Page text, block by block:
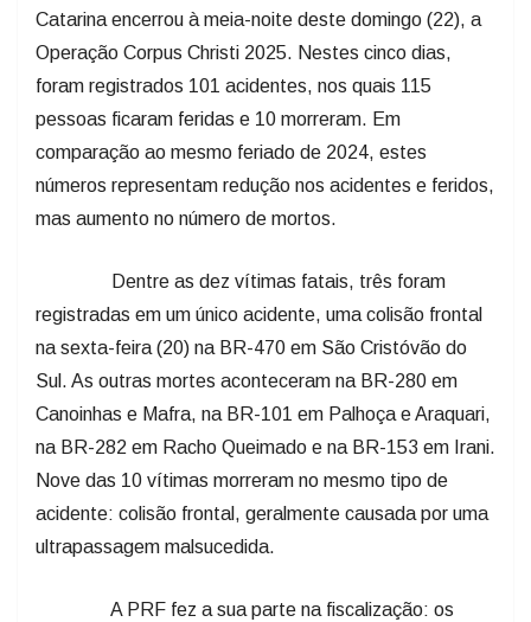
Catarina encerrou à meia-noite deste domingo (22), a
Operação Corpus Christi 2025. Nestes cinco dias,
foram registrados 101 acidentes, nos quais 115
pessoas ficaram feridas e 10 morreram. Em
comparação ao mesmo feriado de 2024, estes
números representam redução nos acidentes e feridos,
mas aumento no número de mortos.
Dentre as dez vítimas fatais, três foram
registradas em um único acidente, uma colisão frontal
na sexta-feira (20) na BR-470 em São Cristóvão do
Sul. As outras mortes aconteceram na BR-280 em
Canoinhas e Mafra, na BR-101 em Palhoça e Araquari,
na BR-282 em Racho Queimado e na BR-153 em Irani.
Nove das 10 vítimas morreram no mesmo tipo de
acidente: colisão frontal, geralmente causada por uma
ultrapassagem malsucedida.
A PRF fez a sua parte na fiscalização: os